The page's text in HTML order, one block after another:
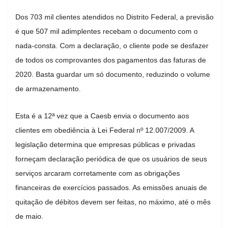
Dos 703 mil clientes atendidos no Distrito Federal, a previsão
é que 507 mil adimplentes recebam o documento com o
nada-consta. Com a declaração, o cliente pode se desfazer
de todos os comprovantes dos pagamentos das faturas de
2020. Basta guardar um só documento, reduzindo o volume
de armazenamento.
Esta é a 12ª vez que a Caesb envia o documento aos
clientes em obediência à Lei Federal nº 12.007/2009. A
legislação determina que empresas públicas e privadas
forneçam declaração periódica de que os usuários de seus
serviços arcaram corretamente com as obrigações
financeiras de exercícios passados. As emissões anuais de
quitação de débitos devem ser feitas, no máximo, até o mês
de maio.